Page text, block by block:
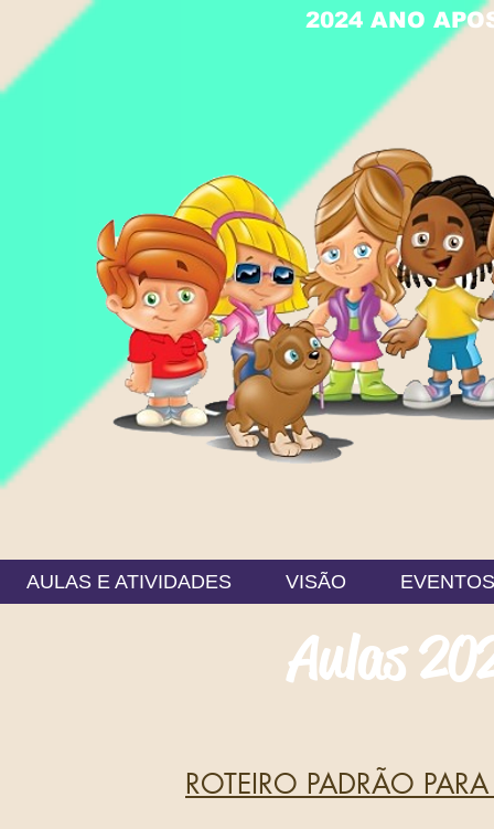
2024 ANO
AULAS E ATIVIDADES VISÃO EVENTOS
Aulas
ROTEIRO PADRÃO